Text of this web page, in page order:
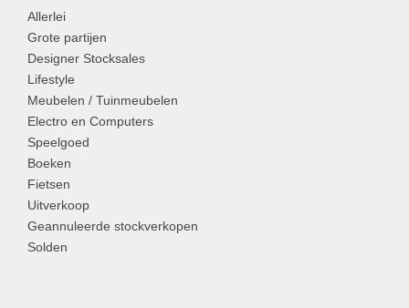
Allerlei
Grote partijen
Designer Stocksales
Lifestyle
Meubelen / Tuinmeubelen
Electro en Computers
Speelgoed
Boeken
Fietsen
Uitverkoop
Geannuleerde stockverkopen
Solden